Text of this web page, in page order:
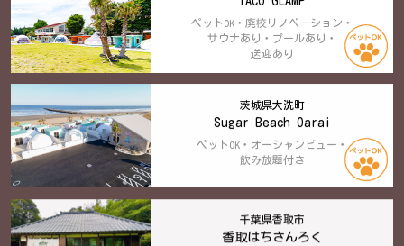
ペットOK・廃校リノベーション・
サウナあり・プールあり・
送迎あり
茨城県大洗町
Sugar Beach Oarai
ペットOK・オーシャンビュー・
飲み放題付き
千葉県香取市
香取はちさんろく